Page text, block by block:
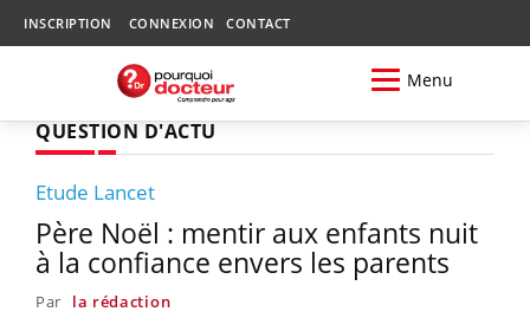
INSCRIPTION CONNEXION CONTACT
Menu
QUESTION D'ACTU
Etude Lancet
Père Noël : mentir aux enfants nuit
à la confiance envers les parents
Par la rédaction